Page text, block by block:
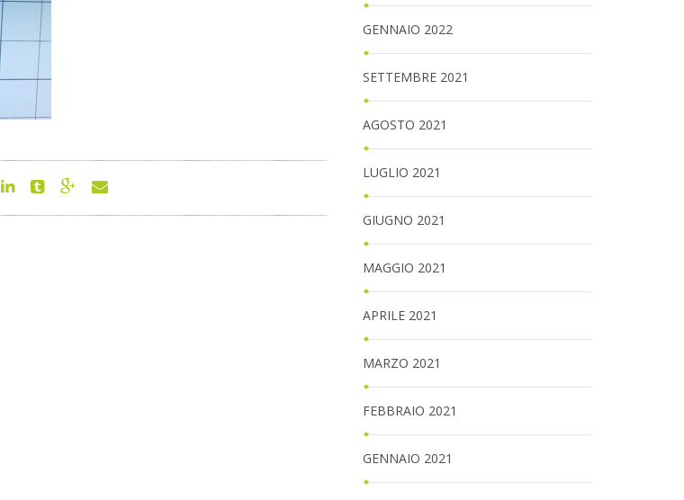
GENNAIO 2022
SETTEMBRE 2021
AGOSTO 2021
LUGLIO 2021
GIUGNO 2021
MAGGIO 2021
APRILE 2021
MARZO 2021
FEBBRAIO 2021
GENNAIO 2021